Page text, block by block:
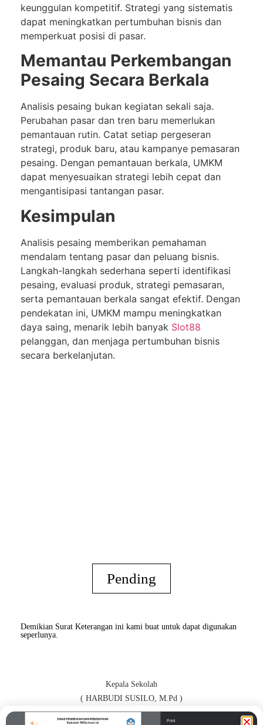
keunggulan kompetitif. Strategi yang sistematis
dapat meningkatkan pertumbuhan bisnis dan
memperkuat posisi di pasar.
Memantau Perkembangan
Pesaing Secara Berkala
Analisis pesaing bukan kegiatan sekali saja.
Perubahan pasar dan tren baru memerlukan
pemantauan rutin. Catat setiap pergeseran
strategi, produk baru, atau kampanye pemasaran
pesaing. Dengan pemantauan berkala, UMKM
dapat menyesuaikan strategi lebih cepat dan
mengantisipasi tantangan pasar.
Kesimpulan
Analisis pesaing memberikan pemahaman
mendalam tentang pasar dan peluang bisnis.
Langkah-langkah sederhana seperti identifikasi
pesaing, evaluasi produk, strategi pemasaran,
serta pemantauan berkala sangat efektif. Dengan
pendekatan ini, UMKM mampu meningkatkan
daya saing, menarik lebih banyak Slot88
pelanggan, dan menjaga pertumbuhan bisnis
secara berkelanjutan.
Pending
Demikian Surat Keterangan ini kami buat untuk dapat digunakan
seperlunya.
Kepala Sekolah
( HARBUDI SUSILO, M.Pd )
Orang Tua / Wali*